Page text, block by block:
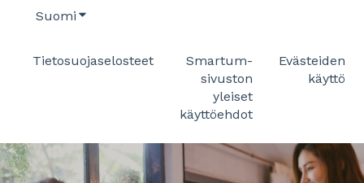
Suomi Näytä käännöksien alavalikko
Tietosuojaselosteet
Smartum-
sivuston
yleiset
käyttöehdot
Evästeiden
käyttö